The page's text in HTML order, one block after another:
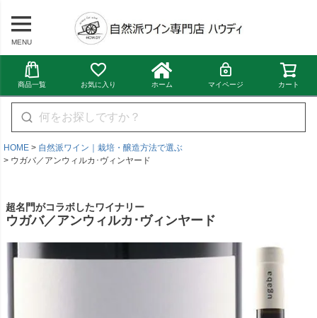
MENU
商品一覧 お気に入り ホーム マイページ カート
HOME
自然派ワイン｜栽培・醸造方法で選ぶ
ウガバ／アンウィルカ･ヴィンヤード
超名門がコラボしたワイナリー
ウガバ／アンウィルカ･ヴィンヤード